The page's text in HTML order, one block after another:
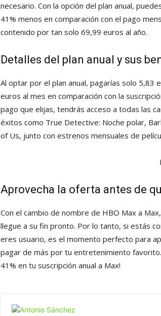
necesario. Con la opción del plan anual,
41% menos en comparación con el pago
contenido por tan solo 69,99 euros al año.
Detalles del plan anual y sus
Al optar por el plan anual, pagarías solo 5,83
euros al mes en comparación con la
pago que elijas, tendrás acceso a todas las
éxitos como True Detective: Noche polar,
of Us, junto con estrenos mensuales de
Aprovecha la oferta antes de
Con el cambio de nombre de HBO Max a
llegue a su fin pronto. Por lo tanto, si estás
eres usuario, es el momento perfecto para
pagar de más por tu entretenimiento
41% en tu suscripción anual a Max!